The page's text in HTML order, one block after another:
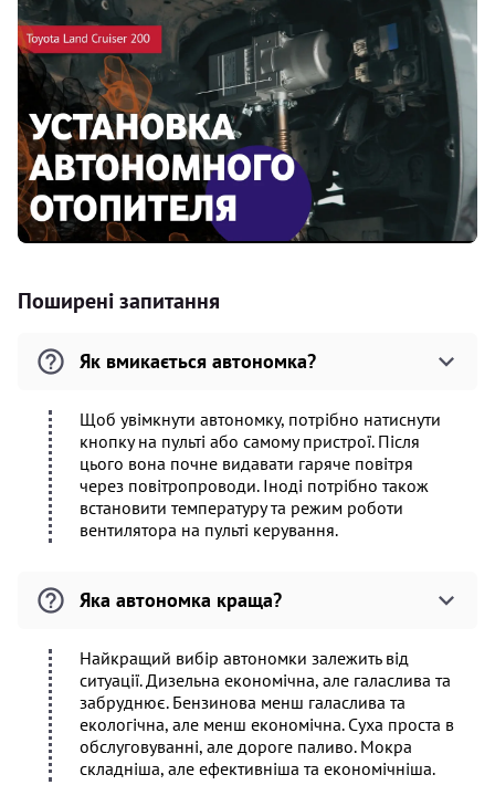
Поширені запитання
Як вмикається автономка?
Щоб увімкнути автономку, потрібно натиснути
кнопку на пульті або самому пристрої. Після
цього вона почне видавати гаряче повітря
через повітропроводи. Іноді потрібно також
встановити температуру та режим роботи
вентилятора на пульті керування.
Яка автономка краща?
Найкращий вибір автономки залежить від
ситуації. Дизельна економічна, але галаслива та
забруднює. Бензинова менш галаслива та
екологічна, але менш економічна. Суха проста в
обслуговуванні, але дороге паливо. Мокра
складніша, але ефективніша та економічніша.